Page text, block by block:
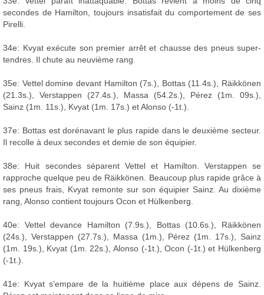
secondes de Hamilton, toujours insatisfait du comportement de ses
Pirelli.
34e: Kvyat exécute son premier arrêt et chausse des pneus super-
tendres. Il chute au neuvième rang.
35e: Vettel domine devant Hamilton (7s.), Bottas (11.4s.), Räikkönen
(21.3s.), Verstappen (27.4s.), Massa (54.2s.), Pérez (1m. 09s.),
Sainz (1m. 11s.), Kvyat (1m. 17s.) et Alonso (-1t.).
37e: Bottas est dorénavant le plus rapide dans le deuxième secteur.
Il recolle à deux secondes et demie de son équipier.
38e: Huit secondes séparent Vettel et Hamilton. Verstappen se
rapproche quelque peu de Räikkönen. Beaucoup plus rapide grâce à
ses pneus frais, Kvyat remonte sur son équipier Sainz. Au dixième
rang, Alonso contient toujours Ocon et Hülkenberg.
40e: Vettel devance Hamilton (7.9s.), Bottas (10.6s.), Räikkönen
(24s.), Verstappen (27.7s.), Massa (1m.), Pérez (1m. 17s.), Sainz
(1m. 19s.), Kvyat (1m. 22s.), Alonso (-1t.), Ocon (-1t.) et Hülkenberg
(-1t.).
41e: Kvyat s'empare de la huitième place aux dépens de Sainz.